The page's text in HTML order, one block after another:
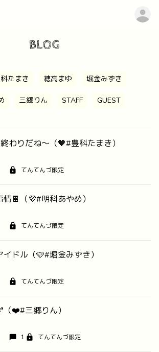
BLOG
たまき 穂高まゆ 堀金みずき
三郷りん STAFF GUEST
わりだね〜（🧡#豊科たまき）
てんてんづ限定
🍫（💜#明科あやめ）
てんてんづ限定
ドル（🩵#堀金みずき）
てんてんづ限定
（❤️#三郷りん）
1 てんてんづ限定